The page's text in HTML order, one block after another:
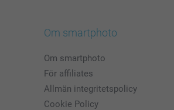
Om smartphoto
Om smartphoto
För affiliates
Allmän integritetspolicy
Cookie Policy